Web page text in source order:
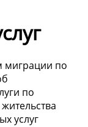
миграции по
по
услуг